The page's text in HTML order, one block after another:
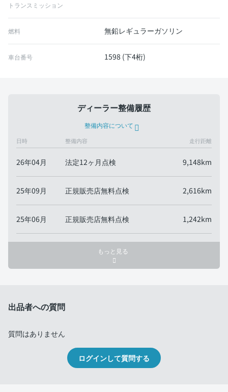
トランスミッション
燃料 無鉛レギュラーガソリン
車台番号 1598 (下4桁)
ディーラー整備履歴
整備内容について
日時 整備内容 走行距離
26年04月 法定12ヶ月点検 9,148km
25年09月 正規販売店無料点検 2,616km
25年06月 正規販売店無料点検 1,242km
もっと見る
出品者への質問
質問はありません
ログインして質問する